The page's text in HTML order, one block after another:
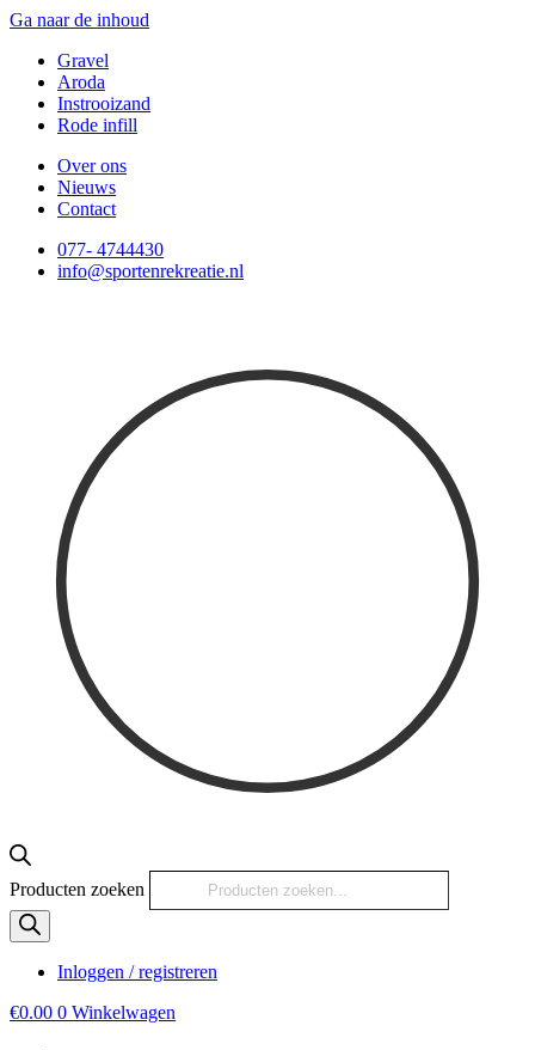
Ga naar de inhoud
Gravel
Aroda
Instrooizand
Rode infill
Over ons
Nieuws
Contact
077- 4744430
info@sportenrekreatie.nl
Producten zoeken
Inloggen / registreren
€0.00 0 Winkelwagen